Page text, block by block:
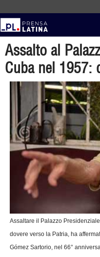
Assalto al
Cuba nel 1957:
Assaltare il Palazzo
dovere verso la Patria, ha
Gómez Sartorio, nel 66°